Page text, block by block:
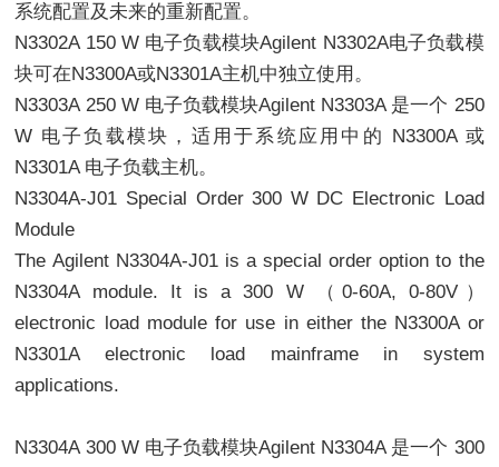
系统配置及未来的重新配置。
N3302A 150 W 电子负载模块Agilent N3302A电子负载模
块可在N3300A或N3301A主机中独立使用。
N3303A 250 W 电子负载模块Agilent N3303A 是一个 250
W 电子负载模块，适用于系统应用中的 N3300A 或
N3301A 电子负载主机。
N3304A-J01 Special Order 300 W DC Electronic Load
Module
The Agilent N3304A-J01 is a special order option to the
N3304A module. It is a 300 W （0-60A, 0-80V）
electronic load module for use in either the N3300A or
N3301A electronic load mainframe in system
applications.
N3304A 300 W 电子负载模块Agilent N3304A 是一个 300